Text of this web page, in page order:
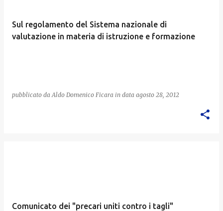
Sul regolamento del Sistema nazionale di
valutazione in materia di istruzione e formazione
pubblicato da Aldo Domenico Ficara in data agosto 28, 2012
Comunicato dei "precari uniti contro i tagli"